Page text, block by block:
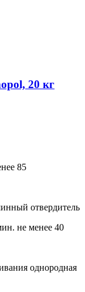
20 кг
85
отвердитель
не менее 40
однородная